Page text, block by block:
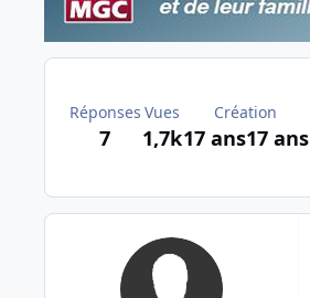
Réponses
7
Vues
1,7k
Création
17 ans17 ans